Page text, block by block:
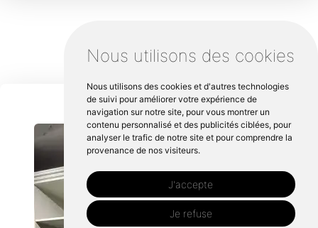
Nous utilisons des cookies
Nous utilisons des cookies et d'autres technologies
de suivi pour améliorer votre expérience de
navigation sur notre site, pour vous montrer un
contenu personnalisé et des publicités ciblées, pour
analyser le trafic de notre site et pour comprendre la
provenance de nos visiteurs.
J'accepte
Je refuse